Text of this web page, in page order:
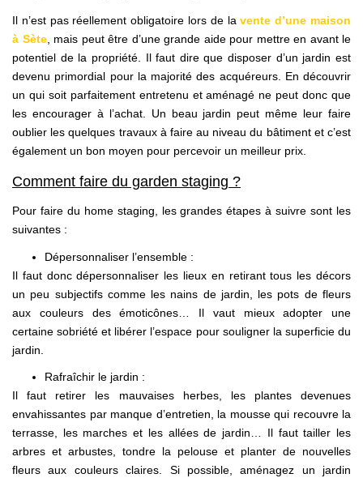
Il n’est pas réellement obligatoire lors de lavente d’une maison
à Sète, mais peut être d’une grande aide pour mettre en avant le
potentiel de la propriété. Il faut dire que disposer d’un jardin est
devenu primordial pour la majorité des acquéreurs. En découvrir
un qui soit parfaitement entretenu et aménagé ne peut donc que
les encourager à l’achat. Un beau jardin peut même leur faire
oublier les quelques travaux à faire au niveau du bâtiment et c’est
également un bon moyen pour percevoir un meilleur prix.
Comment faire du garden staging ?
Pour faire du home staging, les grandes étapes à suivre sont les
suivantes :
Dépersonnaliser l’ensemble :
Il faut donc dépersonnaliser les lieux en retirant tous les décors
un peu subjectifs comme les nains de jardin, les pots de fleurs
aux couleurs des émoticônes… Il vaut mieux adopter une
certaine sobriété et libérer l’espace pour souligner la superficie du
jardin.
Rafraîchir le jardin :
Il faut retirer les mauvaises herbes, les plantes devenues
envahissantes par manque d’entretien, la mousse qui recouvre la
terrasse, les marches et les allées de jardin… Il faut tailler les
arbres et arbustes, tondre la pelouse et planter de nouvelles
fleurs aux couleurs claires. Si possible, aménagez un jardin